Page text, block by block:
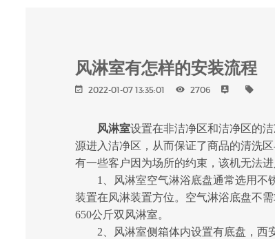
风淋室有怎样的安装流程
2022-01-07 13:35:01 2706
风淋室设置在非洁净区和洁净区的
源进入洁净区，从而保证了商品的清洗
有一些客户因为场所的约束，该机无法
1、风淋室空气淋浴底盘通常选用不锈
装置在风淋装置方位。空气淋浴底盘不
650公斤双风淋室。
2、风淋室侧箱体内设置有底盘，西